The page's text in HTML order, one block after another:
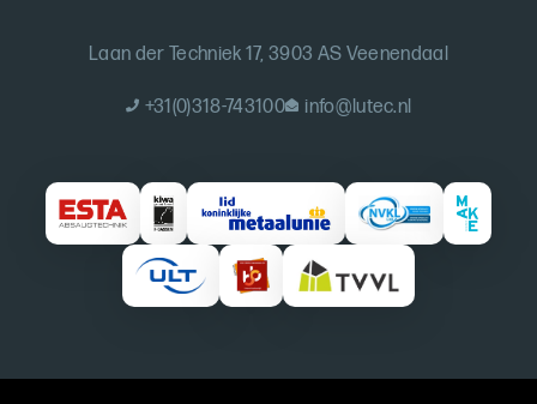
Laan der Techniek 17, 3903 AS Veenendaal
+31(0)318-743100 info@lutec.nl